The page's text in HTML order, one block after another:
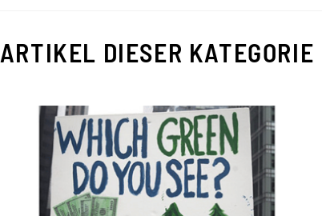
ARTIKEL DIESER KATEGORIE